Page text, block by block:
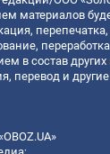
материалов
в состав других
перевод и